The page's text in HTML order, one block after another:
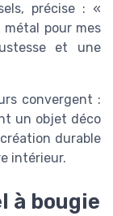
précise : «
pour mes
et une
convergent :
un objet déco
durable
intérieur.
à bougie